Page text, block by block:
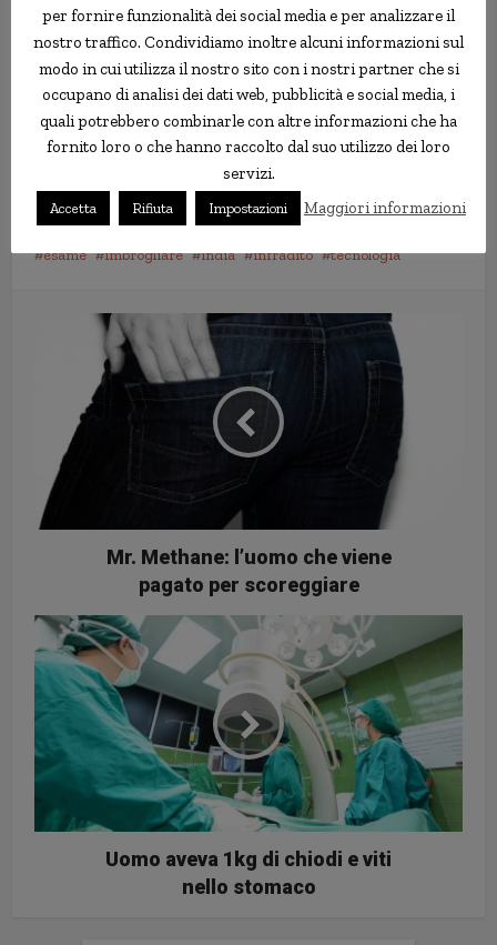
che ha spinto a una perquisizione extra approfondita che ha
rivelato le calzature high-tech.
Le pantofole avevano una sim card e i candidati avevano una
piccola cimice bluetooth impiantata nelle orecchie. In un caso,
abbiamo dovuto richiedere l’intervento di un medico per
esame imbrogliare india infradito tecnologia
Mr. Methane: l’uomo che viene
pagato per scoreggiare
Uomo aveva 1kg di chiodi e viti
nello stomaco
per fornire funzionalità dei social media e per analizzare il
nostro traffico. Condividiamo inoltre alcuni informazioni sul
modo in cui utilizza il nostro sito con i nostri partner che si
occupano di analisi dei dati web, pubblicità e social media, i
quali potrebbero combinarle con altre informazioni che ha
fornito loro o che hanno raccolto dal suo utilizzo dei loro
servizi.
Accetta Rifiuta Impostazioni Maggiori informazioni